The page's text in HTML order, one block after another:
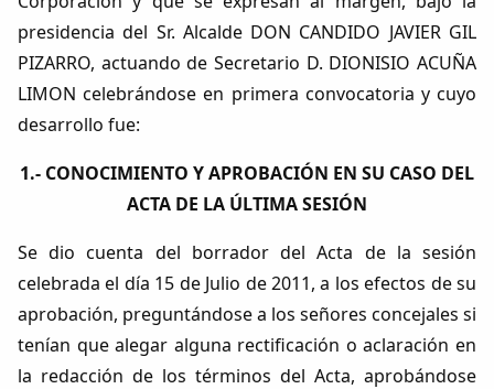
presidencia del Sr. Alcalde DON CANDIDO JAVIER GIL
PIZARRO, actuando de Secretario D. DIONISIO ACUÑA
LIMON celebrándose en primera convocatoria y cuyo
desarrollo fue:
1.- CONOCIMIENTO Y APROBACIÓN EN SU CASO DEL
ACTA DE LA ÚLTIMA SESIÓN
Se dio cuenta del borrador del Acta de la sesión
celebrada el día 15 de Julio de 2011, a los efectos de su
aprobación, preguntándose a los señores concejales si
tenían que alegar alguna rectificación o aclaración en
la redacción de los términos del Acta, aprobándose